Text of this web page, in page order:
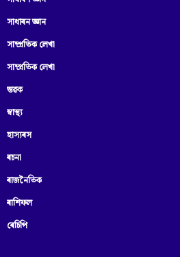
সাধাৰন জ্ঞান
সাম্প্রতিক লেখা
সাম্প্ৰতিক লেখা
স্তৱক
স্বাস্থ্য
হাস্যৰস
ৰচনা
ৰাজনৈতিক
ৰাশিফল
ৰেচিপি